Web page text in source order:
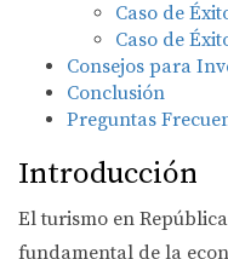
Caso de
Caso de
Consejos para
Conclusión
Preguntas
Introducción
El turismo en
fundamental de la